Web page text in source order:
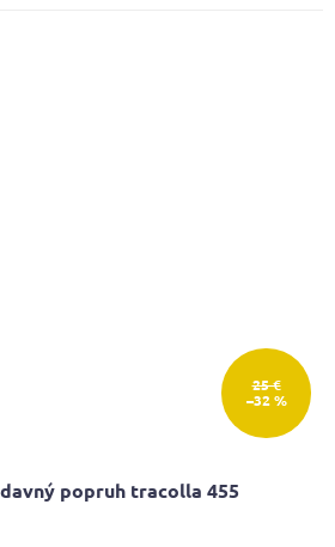
25 €
–32 %
popruh tracolla 455